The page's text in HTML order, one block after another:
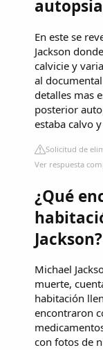
En este se
Jackson
calvicie y
al
detalles mas
posterior
estaba calvo
Solicitud de
Ver respuesta
¿Qué
Jackson?
Michael
muerte,
habitación
encontraron
con fotos de